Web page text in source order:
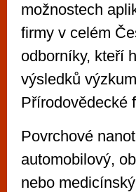
možnostech
firmy v celém
odborníky, kteří
výsledků
Přírodovědecké
Povrchové
automobilový,
nebo